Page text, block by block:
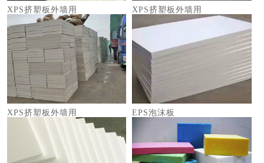
XPS挤塑板外墙用 XPS挤塑板外墙用
XPS挤塑板外墙用 EPS泡沫板